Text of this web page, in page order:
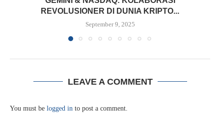
REVOLUSIONER DI DUNIA KRIPTO...
September 9, 2025
LEAVE A COMMENT
You must be logged in to post a comment.